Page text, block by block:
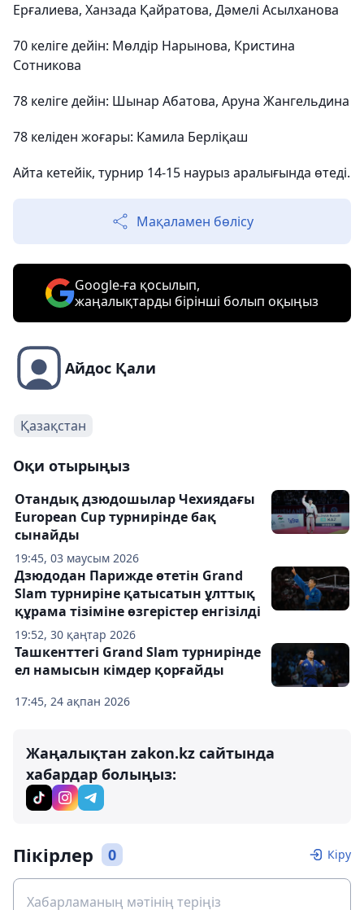
Ерғалиева, Ханзада Қайратова, Дәмелі Асылханова
70 келіге дейін: Мөлдір Нарынова, Кристина
Сотникова
78 келіге дейін: Шынар Абатова, Аруна Жангельдина
78 келіден жоғары: Камила Берліқаш
Айта кетейік, турнир 14-15 наурыз аралығында өтеді.
Мақаламен бөлісу
Google-ға қосылып,
жаңалықтарды бірінші болып оқыңыз
Айдос Қали
Қазақстан
Оқи отырыңыз
19:45, 03 маусым 2026
Отандық дзюдошылар Чехиядағы
European Cup турнирінде бақ
сынайды
19:52, 30 қаңтар 2026
Дзюдодан Парижде өтетін Grand
Slam турниріне қатысатын ұлттық
құрама тізіміне өзгерістер енгізілді
17:45, 24 ақпан 2026
Ташкенттегі Grand Slam турнирінде
ел намысын кімдер қорғайды
Жаңалықтан zakon.kz сайтында
хабардар болыңыз:
Пікірлер 0 Кіру